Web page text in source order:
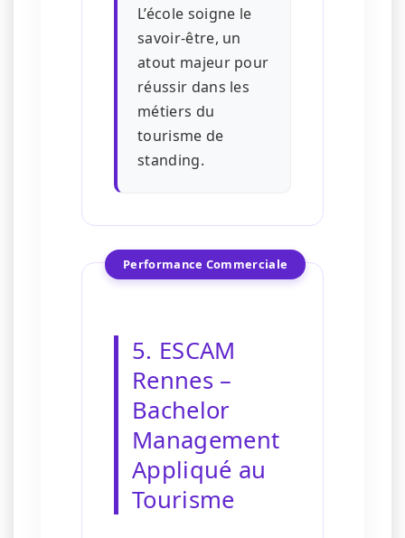
L’école soigne le
savoir-être, un
atout majeur pour
réussir dans les
métiers du
tourisme de
standing.
Performance Commerciale
5. ESCAM
Rennes –
Bachelor
Management
Appliqué au
Tourisme